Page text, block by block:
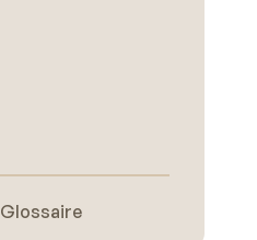
Glossaire